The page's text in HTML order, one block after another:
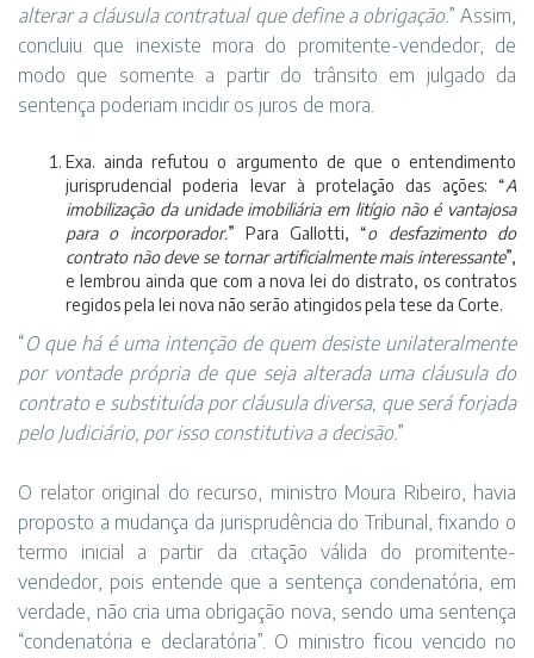
alterar a cláusula contratual que define a obrigação.” Assim,
concluiu que inexiste mora do promitente-vendedor, de
modo que somente a partir do trânsito em julgado da
sentença poderiam incidir os juros de mora.
Exa. ainda refutou o argumento de que o entendimento
jurisprudencial poderia levar à protelação das ações: “A
imobilização da unidade imobiliária em litígio não é vantajosa
para o incorporador.” Para Gallotti, “o desfazimento do
contrato não deve se tornar artificialmente mais interessante”,
e lembrou ainda que com a nova lei do distrato, os contratos
regidos pela lei nova não serão atingidos pela tese da Corte.
“O que há é uma intenção de quem desiste unilateralmente
por vontade própria de que seja alterada uma cláusula do
contrato e substituída por cláusula diversa, que será forjada
pelo Judiciário, por isso constitutiva a decisão.”
O relator original do recurso, ministro Moura Ribeiro, havia
proposto a mudança da jurisprudência do Tribunal, fixando o
termo inicial a partir da citação válida do promitente-
vendedor, pois entende que a sentença condenatória, em
verdade, não cria uma obrigação nova, sendo uma sentença
“condenatória e declaratória”. O ministro ficou vencido no